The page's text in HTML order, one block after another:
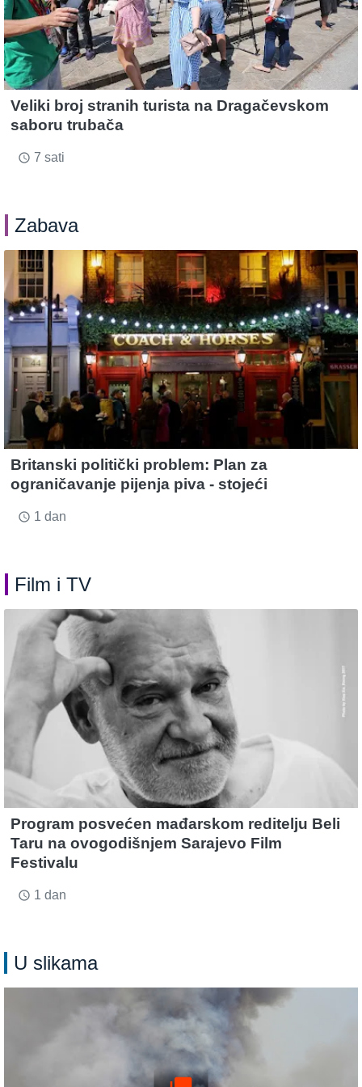
Veliki broj stranih turista na Dragačevskom
saboru trubača
access_time 7 sati
Zabava
Britanski politički problem: Plan za
ograničavanje pijenja piva - stojeći
access_time 1 dan
Film i TV
Program posvećen mađarskom reditelju Beli
Taru na ovogodišnjem Sarajevo Film
Festivalu
access_time 1 dan
U slikama